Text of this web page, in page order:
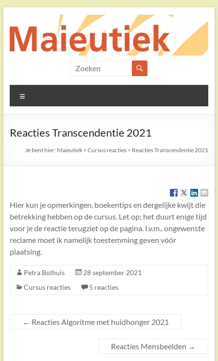
inhoud
Maieutiek
Filosofische
Praktijk
Reacties Transcendentie 2021
Je bent hier: Maieutiek >Cursus reacties > Reacties Transcendentie 2021
Hier kun je opmerkingen, boekentips en dergelijke kwijt die
betrekking hebben op de cursus. Let op; het duurt enige tijd
voor je de reactie terugziet op de pagina. I.v.m.. ongewenste
reclame moet ik namelijk toestemming geven vóór
plaatsing.
Petra Bolhuis
28 september 2021
Cursus reacties
5 reacties
← Reacties Algoritme met huidhonger 2021
Reacties Mensbeelden →